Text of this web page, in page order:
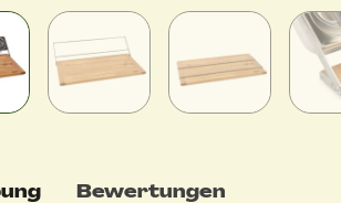
Bewertungen